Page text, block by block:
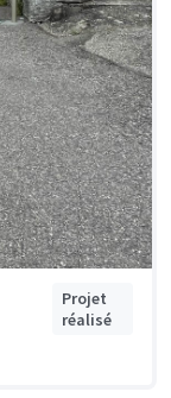
Projet
réalisé